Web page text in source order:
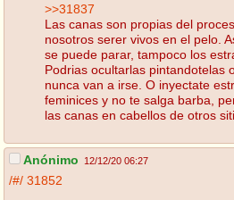
>>31837
Las canas son propias del
nosotros serer vivos en el pelo.
se puede parar, tampoco los
Podrias ocultarlas pintandotelas
nunca van a irse. O inyectate
feminices y no te salga barba,
las canas en cabellos de otros
Anónimo 12/12/20 06:27
/#/ 31852